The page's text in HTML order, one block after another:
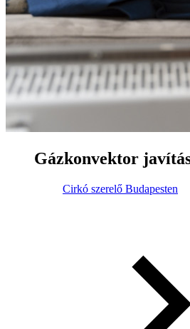
Gázkonvektor javítás
Cirkó szerelő Budapesten